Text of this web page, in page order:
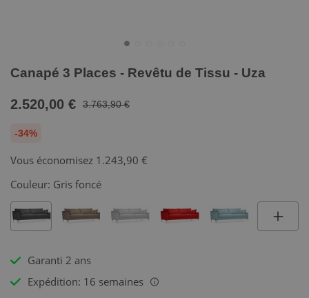
Canapé 3 Places - Revêtu de Tissu - Uza
2.520,00 € 3.763,90 €
-34%
Vous économisez 1.243,90 €
Couleur: Gris foncé
Garanti 2 ans
Expédition: 16 semaines
i